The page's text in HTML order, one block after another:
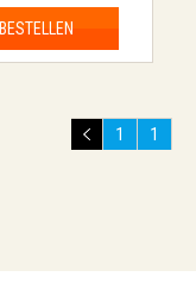
BESTELLEN
1 1